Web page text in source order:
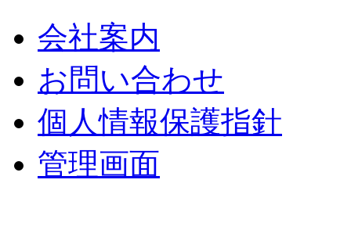
会社案内
お問い合わせ
個人情報保護指針
管理画面